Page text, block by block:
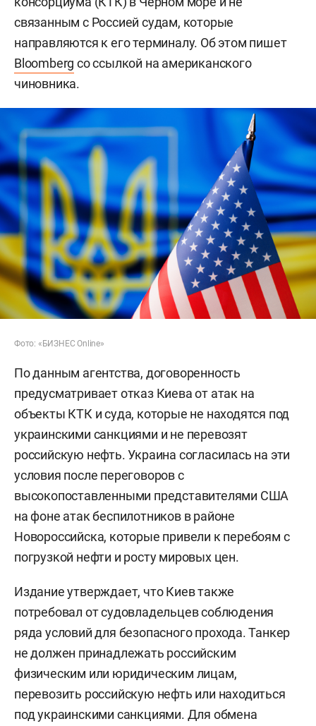
связанным с Россией судам, которые
направляются к его терминалу. Об этом пишет
Bloomberg со ссылкой на американского
чиновника.
Фото: «БИЗНЕС Online»
По данным агентства, договоренность
предусматривает отказ Киева от атак на
объекты КТК и суда, которые не находятся под
украинскими санкциями и не перевозят
российскую нефть. Украина согласилась на эти
условия после переговоров с
высокопоставленными представителями США
на фоне атак беспилотников в районе
Новороссийска, которые привели к перебоям с
погрузкой нефти и росту мировых цен.
Издание утверждает, что Киев также
потребовал от судовладельцев соблюдения
ряда условий для безопасного прохода. Танкер
не должен принадлежать российским
физическим или юридическим лицам,
перевозить российскую нефть или находиться
под украинскими санкциями. Для обмена